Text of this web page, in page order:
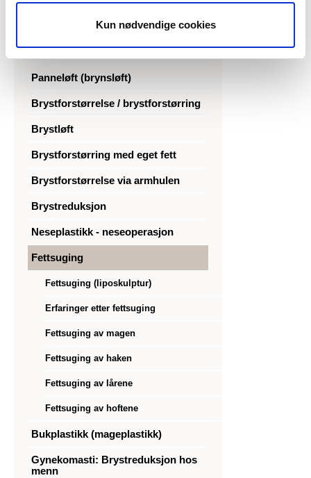
Kun nødvendige cookies
Panneløft (brynsløft)
Brystforstørrelse / brystforstørring
Brystløft
Brystforstørring med eget fett
Brystforstørrelse via armhulen
Brystreduksjon
Neseplastikk - neseoperasjon
Fettsuging
Fettsuging (liposkulptur)
Erfaringer etter fettsuging
Fettsuging av magen
Fettsuging av haken
Fettsuging av lårene
Fettsuging av hoftene
Bukplastikk (mageplastikk)
Gynekomasti: Brystreduksjon hos
menn